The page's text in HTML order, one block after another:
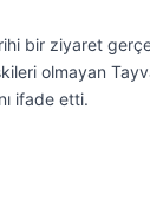
bir ziyaret
olmayan
ifade etti.